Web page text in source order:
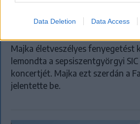
Data Deletion Data Access
Majka életveszélyes
Majka életveszélyes fenyegetést
lemondta a sepsiszentgyörgyi
koncertjét. Majka ezt szerdán a
jelentette be.